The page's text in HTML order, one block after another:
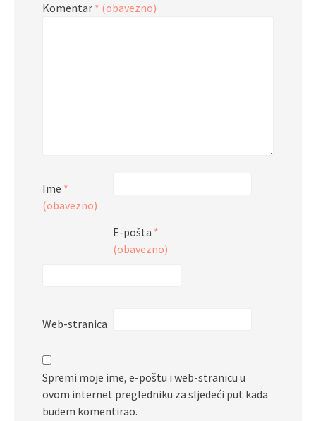
Komentar * (obavezno)
Ime *
(obavezno)
E-pošta *
(obavezno)
Web-stranica
Spremi moje ime, e-poštu i web-stranicu u
ovom internet pregledniku za sljedeći put kada
budem komentirao.